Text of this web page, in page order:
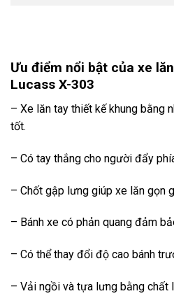
Ưu điểm nổi bật của xe
Lucass X-303
– Xe lăn tay thiết kế khung bằng
tốt.
– Có tay thắng cho người đẩy
– Chốt gập lưng giúp xe lăn gọn
– Bánh xe có phản quang đảm
– Có thể thay đổi độ cao bánh
– Vải ngồi và tựa lưng bằng chất